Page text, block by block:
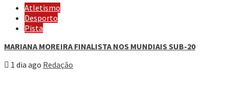
Atletismo
Desporto
Pista
MARIANA MOREIRA FINALISTA NOS MUNDIAIS SUB-20
1 dia ago Redação